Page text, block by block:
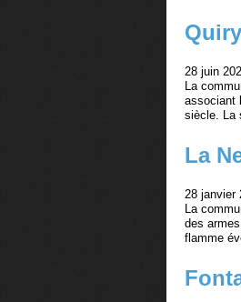
28 juin
La
associant
siècle. La
La
28 janvier
La
des
flamme